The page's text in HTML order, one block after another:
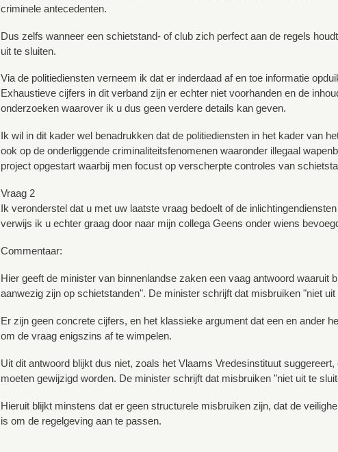
criminele antecedenten.
Dus zelfs wanneer een schietstand- of club zich perfect aan de regels
uit te sluiten.
Via de politiediensten verneem ik dat er inderdaad af en toe informatie
Exhaustieve cijfers in dit verband zijn er echter niet voorhanden en de
onderzoeken waarover ik u dus geen verdere details kan geven.
Ik wil in dit kader wel benadrukken dat de politiediensten in het kader van
ook op de onderliggende criminaliteitsfenomenen waaronder illegaal
project opgestart waarbij men focust op verscherpte controles van
Vraag 2
Ik veronderstel dat u met uw laatste vraag bedoelt of de
verwijs ik u echter graag door naar mijn collega Geens onder wiens
Commentaar:
Hier geeft de minister van binnenlandse zaken een vaag antwoord waaruit
aanwezig zijn op schietstanden". De minister schrijft dat misbruiken "niet uit
Er zijn geen concrete cijfers, en het klassieke argument dat een en ander
om de vraag enigszins af te wimpelen.
Uit dit antwoord blijkt dus niet, zoals het Vlaams Vredesinstituut
moeten gewijzigd worden. De minister schrijft dat misbruiken "niet uit te
Hieruit blijkt minstens dat er geen structurele misbruiken zijn, dat de
is om de regelgeving aan te passen.